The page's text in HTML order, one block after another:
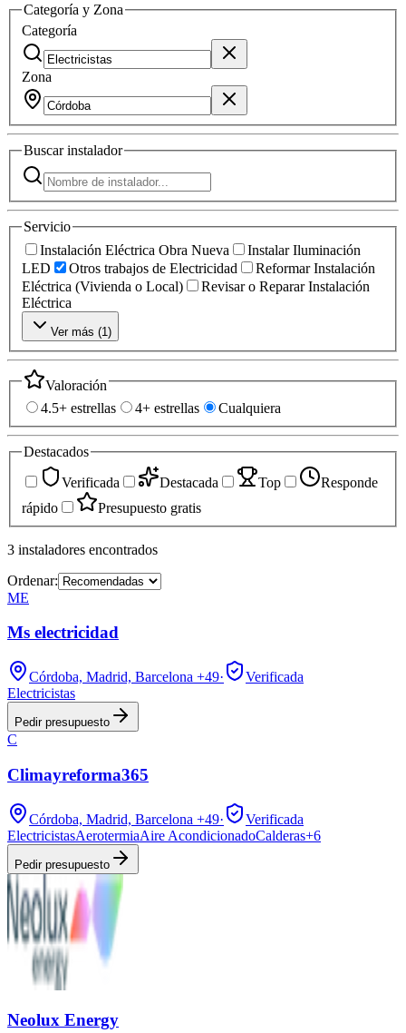
Categoría y Zona
Categoría
Zona
Buscarinstalador
Servicio
Instalación Eléctrica Obra Nueva
Instalar Iluminación
LED
Otros trabajos de Electricidad
Reformar Instalación
Eléctrica (Vivienda o Local)
Revisar o Reparar Instalación
Eléctrica
Ver más (1)
Valoración
4.5+ estrellas
4+ estrellas Cualquiera
Destacados
Verificada
Destacada Top
Responde
rápido
Presupuesto gratis
3 instaladores encontrados
Ordenar:
ME
Ms electricidad
Córdoba, Madrid, Barcelona +49·
Verificada
Electricistas
Pedir presupuesto
C
Climayreforma365
Córdoba, Madrid, Barcelona +49·
Verificada
ElectricistasAerotermiaAire AcondicionadoCalderas+6
Pedir presupuesto
Neolux Energy